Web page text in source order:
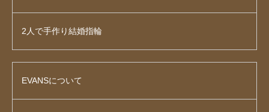
2人で手作り結婚指輪
EVANSについて